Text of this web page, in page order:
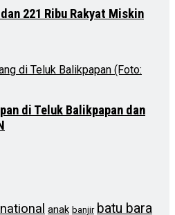
221 Ribu Rakyat Miskin
di Teluk Balikpapan dan
anak banjir batu bara